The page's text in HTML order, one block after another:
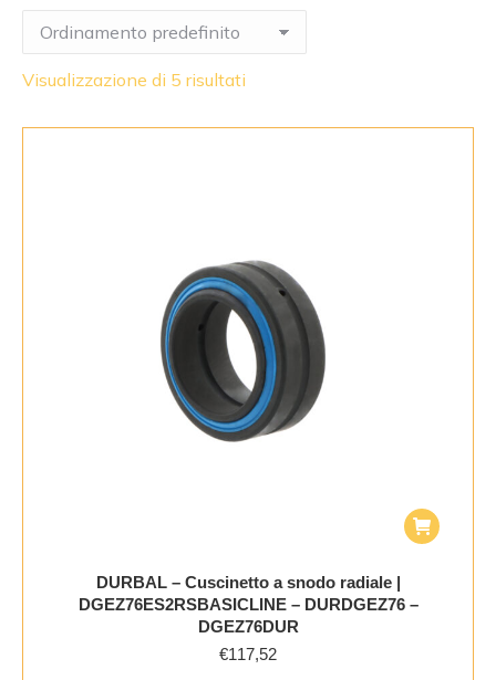
Visualizzazione di 5 risultati
DURBAL – Cuscinetto a snodo radiale |
DGEZ76ES2RSBASICLINE – DURDGEZ76 –
DGEZ76DUR
€117,52